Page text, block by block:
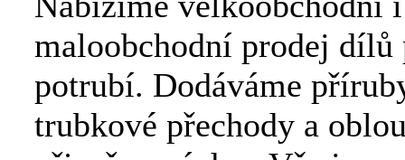
maloobchodní prodej dílů
potrubí. Dodáváme
trubkové přechody a